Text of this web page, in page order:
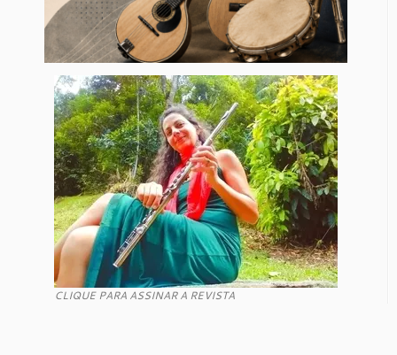
CLIQUE PARA ASSINAR A REVISTA